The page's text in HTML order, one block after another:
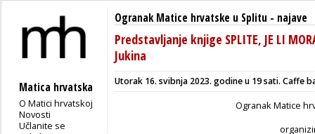
Matica hrvatska
O Matici hrvatskoj
Novosti
Učlanite se
Ogranak Matice hrvatske u Splitu - najave
Predstavljanje knjige SPLITE, JE LI
Jukina
Utorak 16. svibnja 2023. godine u 19 sati. Caffe
Ogranak Matice